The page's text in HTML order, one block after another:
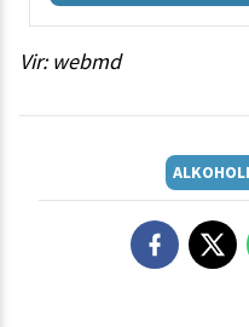
Vir: webmd